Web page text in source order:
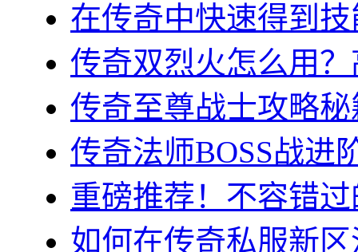
在传奇中快速得到
传奇双烈火怎么用
传奇至尊战士攻略
传奇法师BOSS战进
重磅推荐！不容错
如何在传奇私服新